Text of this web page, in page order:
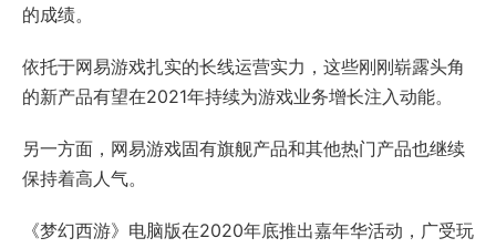
的成绩。
依托于网易游戏扎实的长线运营实力，这些刚刚崭露头角
的新产品有望在2021年持续为游戏业务增长注入动能。
另一方面，网易游戏固有旗舰产品和其他热门产品也继续
保持着高人气。
《梦幻西游》电脑版在2020年底推出嘉年华活动，广受玩